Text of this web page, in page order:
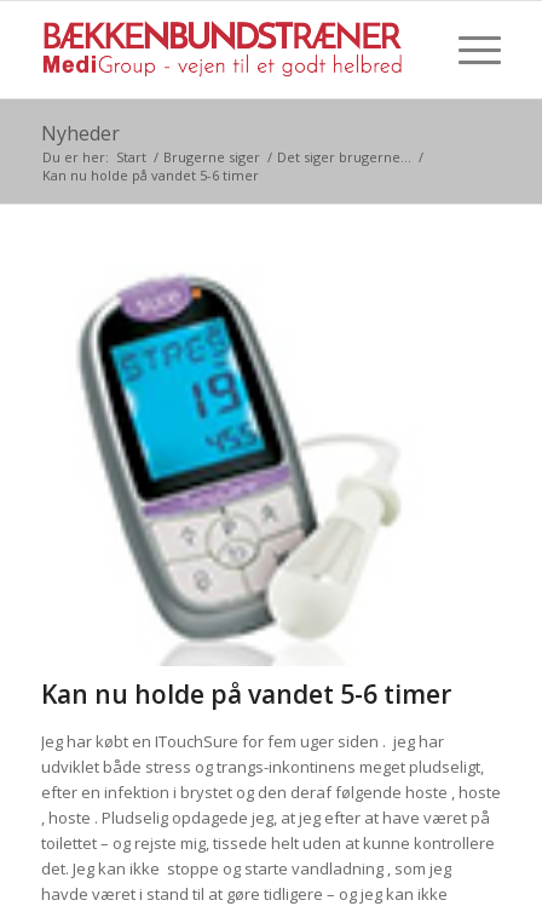
Nyheder
Du er her: Start / Brugerne siger / Det siger brugerne... /
Kan nu holde på vandet 5-6 timer
Kan nu holde på vandet 5-6 timer
Jeg har købt en ITouchSure for fem uger siden . jeg har
udviklet både stress og trangs-inkontinens meget pludseligt,
efter en infektion i brystet og den deraf følgende hoste , hoste
, hoste . Pludselig opdagede jeg, at jeg efter at have været på
toilettet – og rejste mig, tissede helt uden at kunne kontrollere
det. Jeg kan ikke stoppe og starte vandladning , som jeg
havde været i stand til at gøre tidligere – og jeg kan ikke